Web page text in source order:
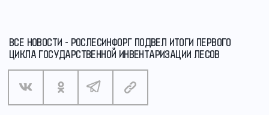
ВСЕ НОВОСТИ - РОСЛЕСИНФОРГ ПОДВЕЛ ИТОГИ ПЕРВОГО
ЦИКЛА ГОСУДАРСТВЕННОЙ ИНВЕНТАРИЗАЦИИ ЛЕСОВ